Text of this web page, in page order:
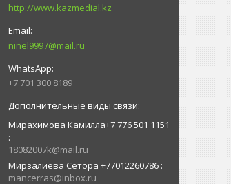
http://www.kazmedial.kz
ninel9997@mail.ru
+7 701 300 8189
Мирахимова Камилла+7 776 501 1151
18082007k@mail.ru
Мирзалиева Сетора +77012260786
mancerras@inbox.ru